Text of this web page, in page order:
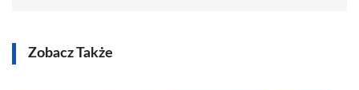
Zobacz Także